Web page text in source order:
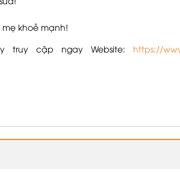
khoẻ mạnh!
truy cập ngay Website: https://